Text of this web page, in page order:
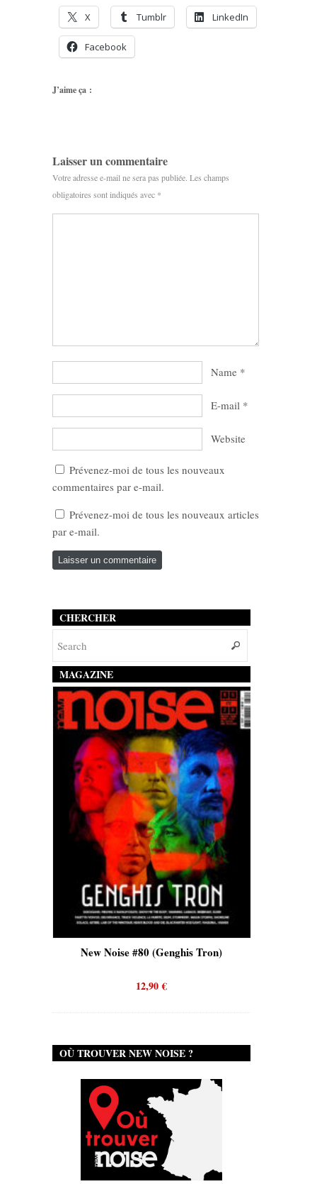
X Tumblr LinkedIn
Facebook
J’aime ça :
Laisser un commentaire
Votre adresse e-mail ne sera pas publiée. Les champs
obligatoires sont indiqués avec *
Name *
E-mail *
Website
Prévenez-moi de tous les nouveaux
commentaires par e-mail.
Prévenez-moi de tous les nouveaux articles
par e-mail.
CHERCHER
MAGAZINE
New Noise #80 (Genghis Tron)
12,90€
OÙ TROUVER NEW NOISE ?